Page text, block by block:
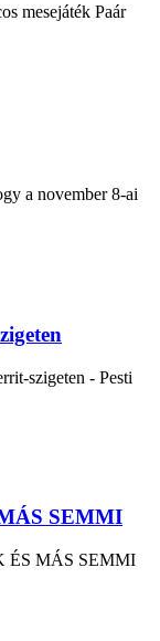
mesejáték Paár
a november 8-ai
szigeten - Pesti
SEMMI
ÉS MÁS SEMMI